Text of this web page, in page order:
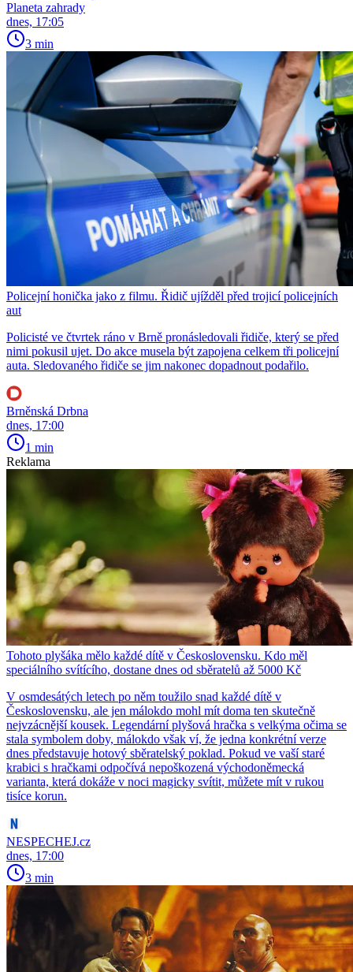
Planeta zahrady
dnes, 17:05
3 min
Policejní honička jako z filmu. Řidič ujížděl před trojicí policejních
aut
Policisté ve čtvrtek ráno v Brně pronásledovali řidiče, který se před
nimi pokusil ujet. Do akce musela být zapojena celkem tři policejní
auta. Sledovaného řidiče se jim nakonec dopadnout podařilo.
Brněnská Drbna
dnes, 17:00
1 min
Reklama
Tohoto plyšáka mělo každé dítě v Československu. Kdo měl
speciálního svítícího, dostane dnes od sběratelů až 5000 Kč
V osmdesátých letech po něm toužilo snad každé dítě v
Československu, ale jen málokdo mohl mít doma ten skutečně
nejvzácnější kousek. Legendární plyšová hračka s velkýma očima se
stala symbolem doby, málokdo však ví, že jedna konkrétní verze
dnes představuje hotový sběratelský poklad. Pokud ve vaší staré
krabici s hračkami odpočívá nepoškozená východoněmecká
varianta, která dokáže v noci magicky svítit, můžete mít v rukou
tisíce korun.
NESPECHEJ.cz
dnes, 17:00
3 min